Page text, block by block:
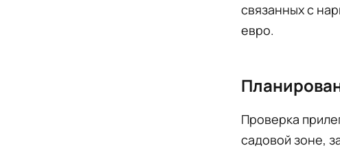
связанных с
евро.
Проверка
садовой зоне,